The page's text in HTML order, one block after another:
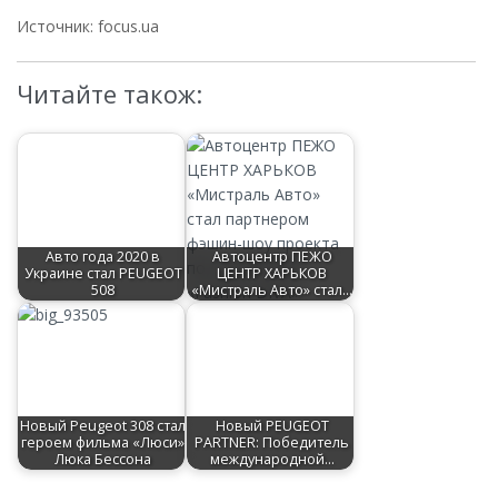
Источник: focus.ua
Читайте також:
Авто года 2020 в
Украине стал PEUGEOT
508
Автоцентр ПЕЖО
ЦЕНТР ХАРЬКОВ
«Мистраль Авто» стал…
Новый Peugeot 308 стал
героем фильма «Люси»
Люка Бессона
Новый PEUGEOT
PARTNER: Победитель
международной…